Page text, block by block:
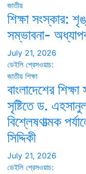
জাতীয়
শিক্ষা সংস্কার:
সম্ভাবনা-
July 21, 2026
ডেইলি প্রেসওয়াচ:
জাতীয় শিক্ষা
বাংলাদেশের
সৃষ্টিতে ড.
বিশ্লেষণাত্মক
সিদ্দিকী
July 21, 2026
ডেইলি প্রেসওয়াচ: